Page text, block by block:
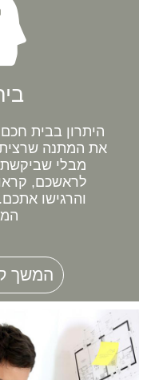
היתרון בבית
את המתנה
מבלי
לראשכם,
והרגישו
המשך